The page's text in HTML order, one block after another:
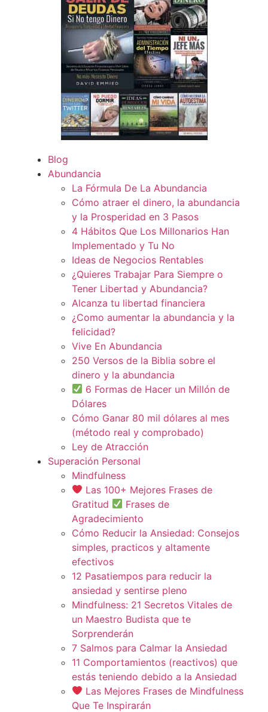
Blog
Abundancia
La Fórmula De La Abundancia
Cómo atraer el dinero, la abundancia
y la Prosperidad en 3 Pasos
4 Hábitos Que Los Millonarios Han
Implementado y Tu No
Ideas de Negocios Rentables
¿Quieres Trabajar Para Siempre o
Tener Libertad y Abundancia?
Alcanza tu libertad financiera
¿Como aumentar la abundancia y la
felicidad?
Vive En Abundancia
250 Versos de la Biblia sobre el
dinero y la abundancia
6 Formas de Hacer un Millón de
Dólares
Cómo Ganar 80 mil dólares al mes
(método real y comprobado)
Ley de Atracción
Superación Personal
Mindfulness
Las 100+ Mejores Frases de
Gratitud
Frases de
Agradecimiento
Cómo Reducir la Ansiedad: Consejos
simples, practicos y altamente
efectivos
12 Pasatiempos para reducir la
ansiedad y sentirse pleno
Mindfulness: 21 Secretos Vitales de
un Maestro Budista que te
Sorprenderán
7 Salmos para Calmar la Ansiedad
11 Comportamientos (reactivos) que
estás teniendo debido a la Ansiedad
Las Mejores Frases de Mindfulness
Que Te Inspirarán